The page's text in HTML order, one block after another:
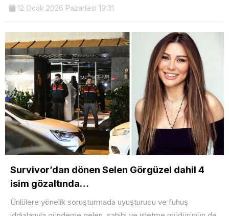
12 Ocak 2026 Pazartesi 19:31
Survivor’dan dönen Selen Görgüzel dahil 4
isim gözaltında…
Ünlülere yönelik soruşturmada uyuşturucu ve fuhuş